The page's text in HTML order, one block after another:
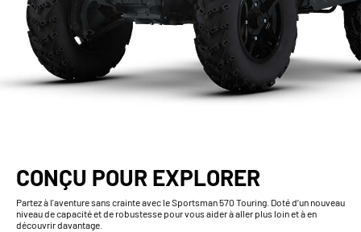
CONÇU POUR EXPLORER
Partez à l'aventure sans crainte avec le Sportsman 570 Touring. Doté d’un nouveau
niveau de capacité et de robustesse pour vous aider à aller plus loin et à en
découvrir davantage.